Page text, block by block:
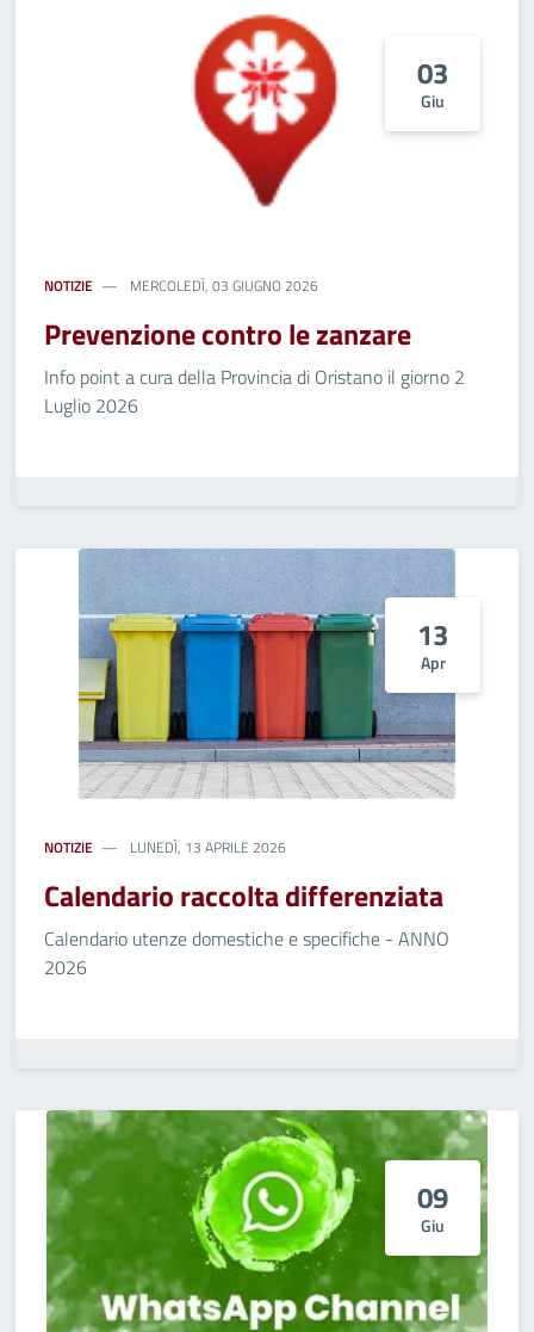
03
Giu
NOTIZIE MERCOLEDÌ, 03 GIUGNO 2026
Prevenzione contro le zanzare
Info point a cura della Provincia di Oristano il giorno 2
Luglio 2026
13
Apr
NOTIZIE LUNEDÌ, 13 APRILE 2026
Calendario raccolta differenziata
Calendario utenze domestiche e specifiche - ANNO
2026
09
Giu